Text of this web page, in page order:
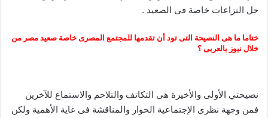
حل النزاعات خاصة فى الصعيد .
ختاما ما هى النصيحة التى تود أن تقدمها للمجتمع المصرى خاصة صعيد مصر من
خلال نيوز بالعربى ؟
نصيحتي الأولى والأخيرة هى التكاتف والتلاحم والاستماع للآخرين
فمن وجهة نظرى الإجتماعية الحوار والمناقشة فى غاية الأهمية ولكن